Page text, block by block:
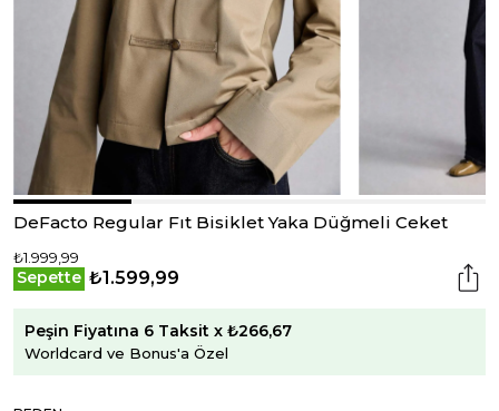
DeFacto Regular Fıt Bisiklet Yaka Düğmeli Ceket
₺1.999,99
Sepette ₺1.599,99
Peşin Fiyatına 6 Taksit x ₺266,67
Worldcard ve Bonus'a Özel